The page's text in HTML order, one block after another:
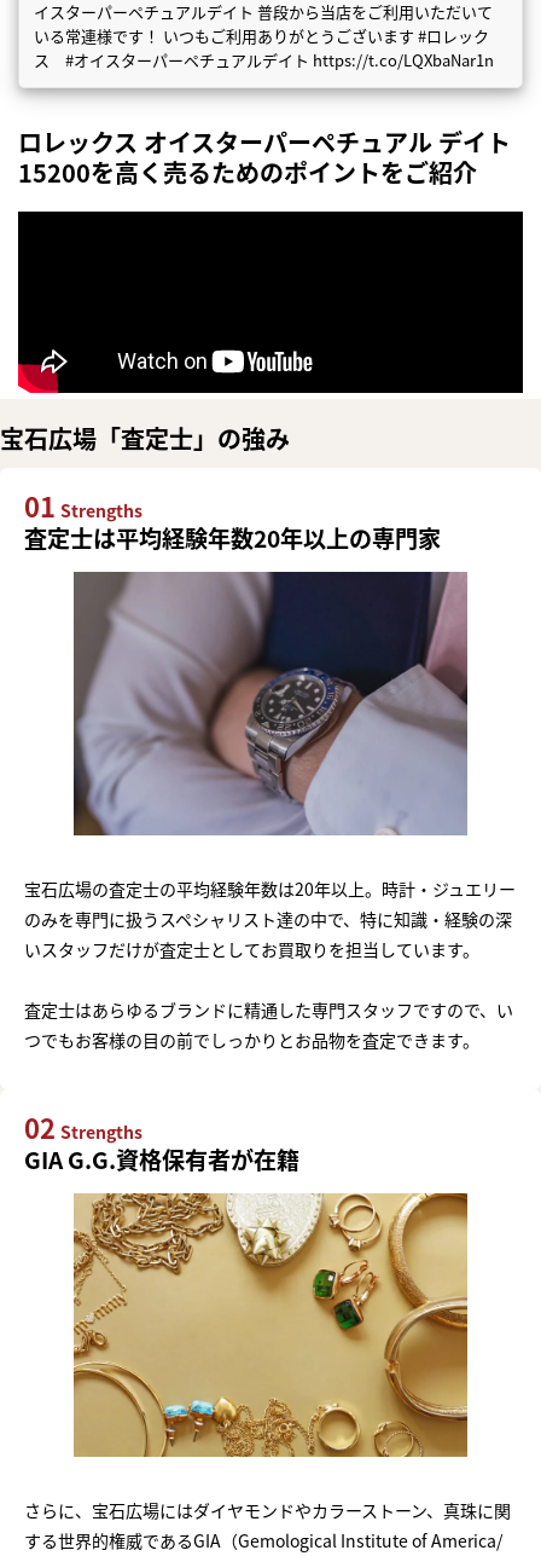
イスターパーペチュアルデイト 普段から当店をご利用いただいて
いる常連様です！ いつもご利用ありがとうございます #ロレック
ス #オイスターパーペチュアルデイト https://t.co/LQXbaNar1n
ロレックス オイスターパーペチュアル デイト
15200を高く売るためのポイントをご紹介
宝石広場「査定士」の強み
01 Strengths
査定士は平均経験年数20年以上の専門家
宝石広場の査定士の平均経験年数は20年以上。時計・ジュエリー
のみを専門に扱うスペシャリスト達の中で、特に知識・経験の深
いスタッフだけが査定士としてお買取りを担当しています。
査定士はあらゆるブランドに精通した専門スタッフですので、い
つでもお客様の目の前でしっかりとお品物を査定できます。
02 Strengths
GIA G.G.資格保有者が在籍
さらに、宝石広場にはダイヤモンドやカラーストーン、真珠に関
する世界的権威であるGIA（Gemological Institute of America/